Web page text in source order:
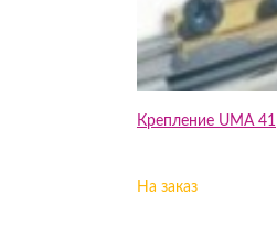
Крепление UMA 41
На заказ